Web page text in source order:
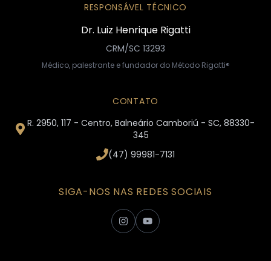
RESPONSÁVEL TÉCNICO
Dr. Luiz Henrique Rigatti
CRM/SC 13293
Médico, palestrante e fundador do Método Rigatti®
CONTATO
R. 2950, 117 - Centro, Balneário Camboriú - SC, 88330-
345
(47) 99981-7131
SIGA-NOS NAS REDES SOCIAIS